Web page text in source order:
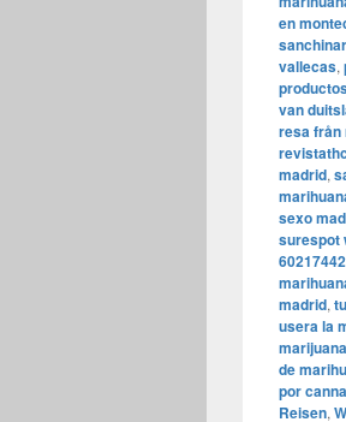
en
vallecas,
van
resa från
revistathc
madrid,
sexo
surespot
madrid,
usera la
de
por
Reisen,